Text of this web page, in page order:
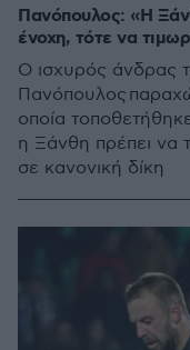
Πανόπουλος: «Η
ένοχη, τότε να
Ο ισχυρός άνδρας
Πανόπουλος
οποία
η Ξάνθη πρέπει να
σε κανονική δίκη